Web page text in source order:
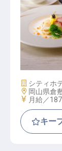
洋食調
績多数／
修充実
施設業態
シティホ
勤務地
岡山県倉
給与
月給／
キー